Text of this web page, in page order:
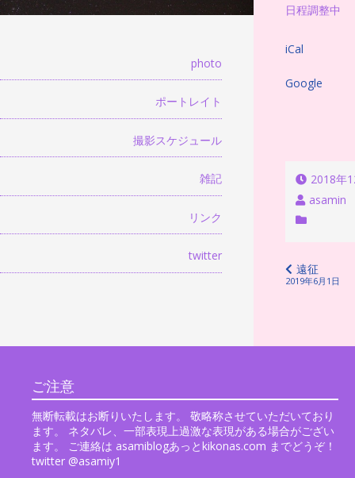
photo
ポートレイト
撮影スケジュール
雑記
リンク
twitter
ケ
日程調整中
iCal
Google
2018年
asamin
投
ビ
ー
シ
ョ
遠征
2019年6月1日
ご注意
無断転載はお断りいたします。 敬略称させていただいており
ます。 ネタバレ、一部表現上過激な表現がある場合がござい
ます。 ご連絡は asamiblogあっとkikonas.com までどうぞ！
twitter @asamiy1